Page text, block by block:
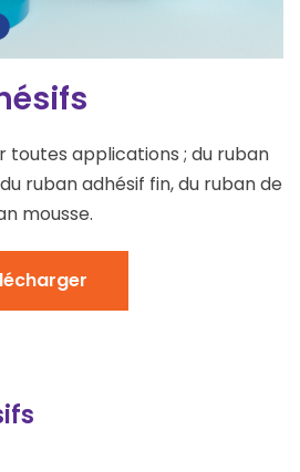
toutes applications ; du ruban
ruban adhésif fin, du ruban de
mousse.